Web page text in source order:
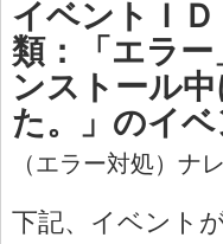
イベントＩＤ
類：「エラ
ンストール
た。」のイベ
（エラー対処）
下記、イベント